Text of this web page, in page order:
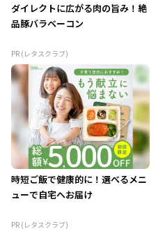
ダイレクトに広がる肉の旨み！絶
品豚バラベーコン
PR (レタスクラブ)
時短ご飯で健康的に！選べるメニ
ューで自宅へお届け
PR (レタスクラブ)